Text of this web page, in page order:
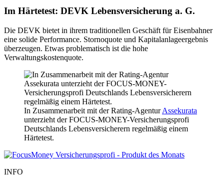
Im Härtetest: DEVK Lebensversicherung a. G.
Die DEVK bietet in ihrem traditionellen Geschäft für Eisenbahner
eine solide Performance. Stornoquote und Kapitalanlageergebnis
überzeugen. Etwas problematisch ist die hohe
Verwaltungskostenquote.
In Zusammenarbeit mit der Rating-AgenturAssekurata
unterzieht der FOCUS-MONEY-Versicherungsprofi
Deutschlands Lebensversicherern regelmäßig einem
Härtetest.
INFO